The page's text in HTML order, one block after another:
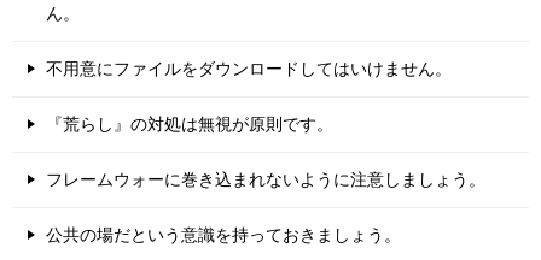
ん。
不用意にファイルをダウンロードしてはいけません。
『荒らし』の対処は無視が原則です。
フレームウォーに巻き込まれないように注意しましょう。
公共の場だという意識を持っておきましょう。